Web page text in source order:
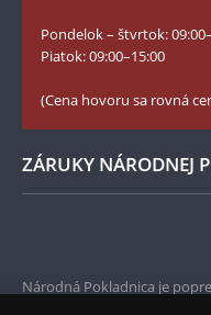
Numizmatické novinky
YouTube Národnej
Pondelok – štvrtok:
Piatok: 09:00–15:00
(Cena hovoru sa rovná
ZÁRUKY NÁRODNEJ
Národná Pokladnica je